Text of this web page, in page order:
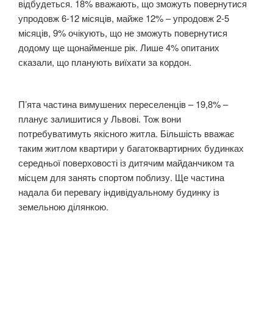
відбудеться. 18% вважають, що зможуть повернутися
упродовж 6-12 місяців, майже 12% – упродовж 2-5
місяців, 9% очікують, що не зможуть повернутися
додому ще щонайменше рік. Лише 4% опитаних
сказали, що планують виїхати за кордон.
П’ята частина вимушених переселенців – 19,8% –
планує залишитися у Львові. Тож вони
потребуватимуть якісного житла. Більшість вважає
таким житлом квартири у багатоквартирних будинках
середньої поверховості із дитячим майданчиком та
місцем для занять спортом поблизу. Ще частина
надала би перевагу індивідуальному будинку із
земельною ділянкою.